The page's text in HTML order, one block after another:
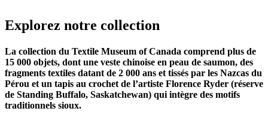
Explorez notre collection
La collection du Textile Museum of Canada comprend plus de
15 000 objets, dont une veste chinoise en peau de saumon, des
fragments textiles datant de 2 000 ans et tissés par les Nazcas du
Pérou et un tapis au crochet de l’artiste Florence Ryder (réserve
de Standing Buffalo, Saskatchewan) qui intègre des motifs
traditionnels sioux.